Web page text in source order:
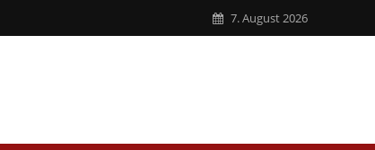
7. August 2026